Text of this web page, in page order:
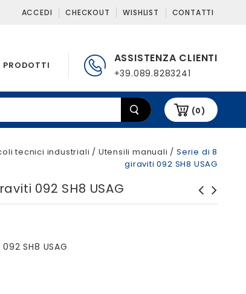
ACCEDI CHECKOUT WISHLIST CONTATTI
ASSISTENZA CLIENTI
+39.089.8283241
PRODOTTI
(0)
tecnici industriali / Utensili manuali / Serie di 8
giraviti 092 SH8 USAG
092 SH8 USAG
SH8 USAG